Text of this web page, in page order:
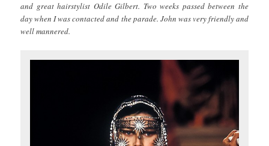
and great hairstylist Odile Gilbert. Two weeks passed between the
day when I was contacted and the parade. John was very friendly and
well mannered.